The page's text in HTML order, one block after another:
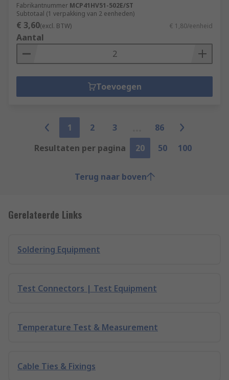
Fabrikantnummer MCP41HV51-502E/ST
Subtotaal (1 verpakking van 2 eenheden)
€ 3,60(excl. BTW) € 1,80/eenheid
Aantal
Toevoegen
1 2 3
86
Resultaten per pagina
20 50 100
Terug naar boven
Gerelateerde Links
Soldering Equipment
Test Connectors | Test Equipment
Temperature Test & Measurement
Cable Ties & Fixings